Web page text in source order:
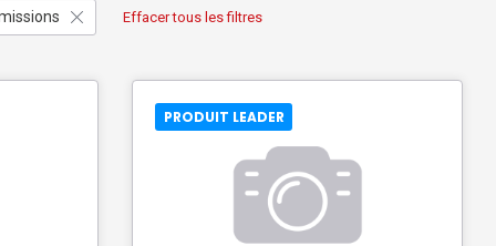
Effacer tous les filtres
PRODUIT LEADER